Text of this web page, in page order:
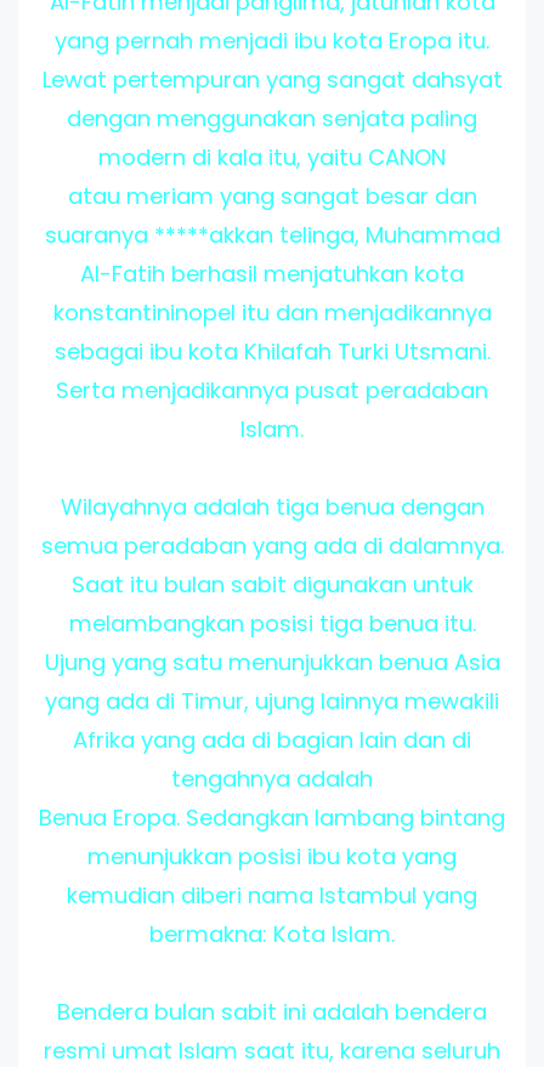
yang pernah menjadi ibu kota Eropa itu.
Lewat pertempuran yang sangat dahsyat
dengan menggunakan senjata paling
modern di kala itu, yaitu CANON
atau meriam yang sangat besar dan
suaranya *****akkan telinga, Muhammad
Al-Fatih berhasil menjatuhkan kota
konstantininopel itu dan menjadikannya
sebagai ibu kota Khilafah Turki Utsmani.
Serta menjadikannya pusat peradaban
Islam.
Wilayahnya adalah tiga benua dengan
semua peradaban yang ada di dalamnya.
Saat itu bulan sabit digunakan untuk
melambangkan posisi tiga benua itu.
Ujung yang satu menunjukkan benua Asia
yang ada di Timur, ujung lainnya mewakili
Afrika yang ada di bagian lain dan di
tengahnya adalah
Benua Eropa. Sedangkan lambang bintang
menunjukkan posisi ibu kota yang
kemudian diberi nama Istambul yang
bermakna: Kota Islam.
Bendera bulan sabit ini adalah bendera
resmi umat Islam saat itu, karena seluruh